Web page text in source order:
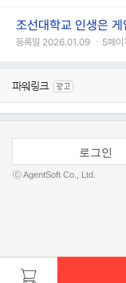
조선대학교 인생은
등록일 2026.01.09 ㆍ5페이
로그인
ⓒ AgentSoft Co., Ltd.